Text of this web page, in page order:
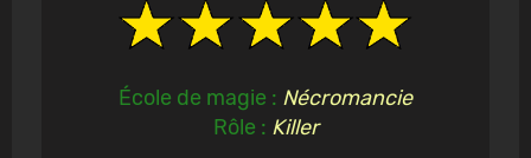
École de magie : Nécromancie
Rôle : Killer